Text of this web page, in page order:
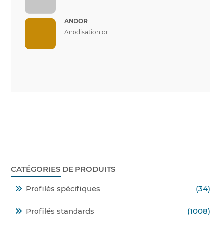
ANOOR
Anodisation or
CATÉGORIES DE PRODUITS
Profilés spécifiques (34)
Profilés standards (1008)